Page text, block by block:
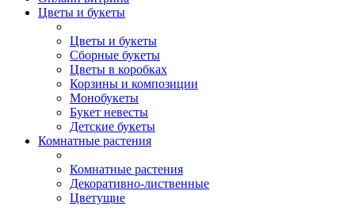
Цветы и букеты
Цветы и букеты
Сборные букеты
Цветы в коробках
Корзины и композиции
Монобукеты
Букет невесты
Детские букеты
Комнатные растения
Комнатные растения
Декоративно-лиственные
Цветущие